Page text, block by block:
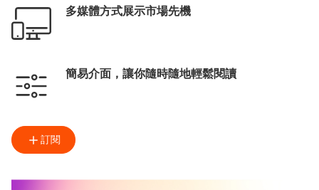
多媒體方式展示市場先機
簡易介面，讓你隨時隨地輕鬆閱讀
訂閱